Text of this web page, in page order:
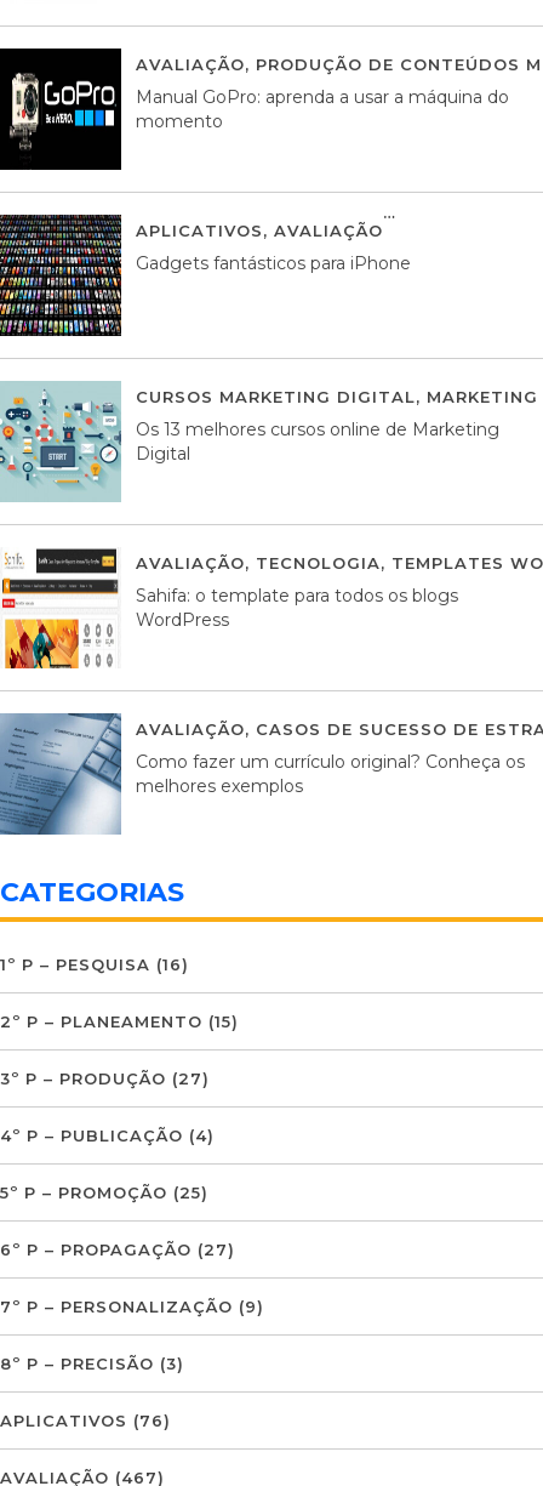
AVALIAÇÃO, PRODUÇÃO DE CONTEÚDOS
Manual GoPro: aprenda a usar a máquina do
momento
APLICATIVOS, AVALIAÇÃO
Gadgets fantásticos para iPhone
CURSOS MARKETING DIGITAL,
Os 13 melhores cursos online de Marketing
Digital
AVALIAÇÃO, TECNOLOGIA, TEMPLATES
Sahifa: o template para todos os blogs
WordPress
AVALIAÇÃO, CASOS DE SUCESSO DE
Como fazer um currículo original? Conheça os
melhores exemplos
CATEGORIAS
1º P – PESQUISA (16)
2º P – PLANEAMENTO (15)
3º P – PRODUÇÃO (27)
4º P – PUBLICAÇÃO (4)
5º P – PROMOÇÃO (25)
6º P – PROPAGAÇÃO (27)
7º P – PERSONALIZAÇÃO (9)
8º P – PRECISÃO (3)
APLICATIVOS (76)
AVALIAÇÃO (467)